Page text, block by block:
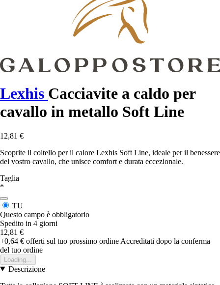
Lexhis Cacciavite a caldo per
cavallo in metallo Soft Line
12,81 €
Scoprite il coltello per il calore Lexhis Soft Line, ideale per il benessere
del vostro cavallo, che unisce comfort e durata eccezionale.
Taglia
*
TU
Questo campo è obbligatorio
Spedito in 4 giorni
12,81 €
+0,64 € offerti sul tuo prossimo ordine Accreditati dopo la conferma
del tuo ordine
Loading...
Descrizione